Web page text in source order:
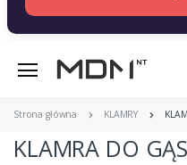
Strona główna KLAMRY
KLAMRA DO